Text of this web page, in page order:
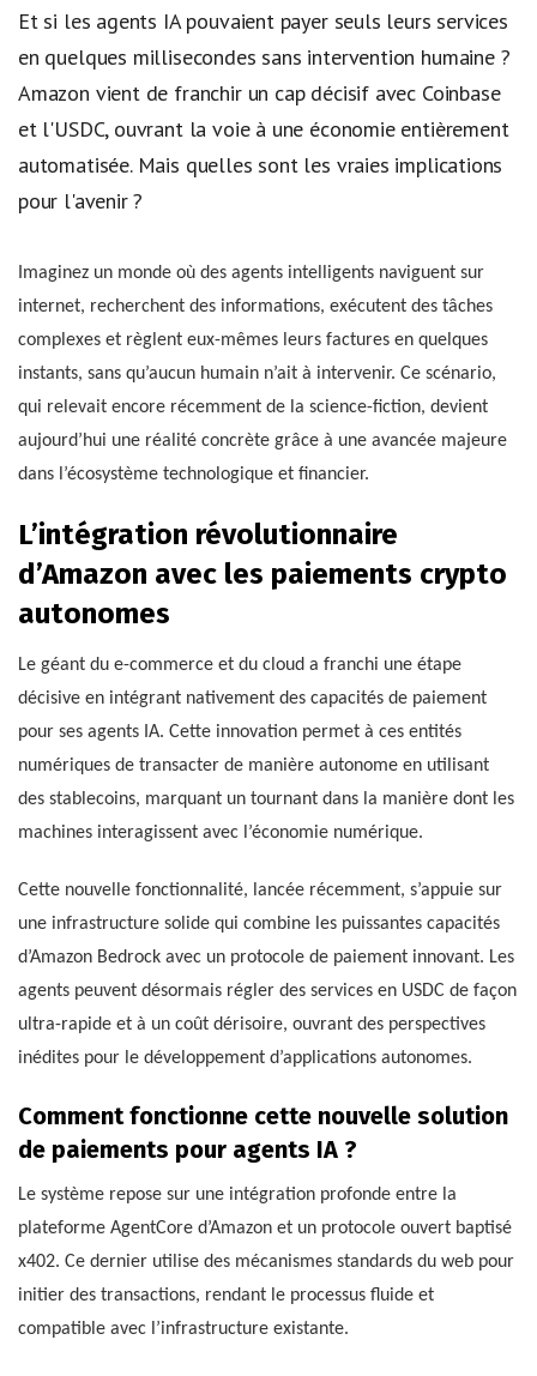
Et si les agents IA pouvaient payer seuls leurs services
en quelques millisecondes sans intervention humaine ?
Amazon vient de franchir un cap décisif avec Coinbase
et l'USDC, ouvrant la voie à une économie entièrement
automatisée. Mais quelles sont les vraies implications
pour l'avenir ?
Imaginez un monde où des agents intelligents naviguent sur
internet, recherchent des informations, exécutent des tâches
complexes et règlent eux-mêmes leurs factures en quelques
instants, sans qu’aucun humain n’ait à intervenir. Ce scénario,
qui relevait encore récemment de la science-fiction, devient
aujourd’hui une réalité concrète grâce à une avancée majeure
dans l’écosystème technologique et financier.
L’intégration révolutionnaire
d’Amazon avec les paiements crypto
autonomes
Le géant du e-commerce et du cloud a franchi une étape
décisive en intégrant nativement des capacités de paiement
pour ses agents IA. Cette innovation permet à ces entités
numériques de transacter de manière autonome en utilisant
des stablecoins, marquant un tournant dans la manière dont les
machines interagissent avec l’économie numérique.
Cette nouvelle fonctionnalité, lancée récemment, s’appuie sur
une infrastructure solide qui combine les puissantes capacités
d’Amazon Bedrock avec un protocole de paiement innovant. Les
agents peuvent désormais régler des services en USDC de façon
ultra-rapide et à un coût dérisoire, ouvrant des perspectives
inédites pour le développement d’applications autonomes.
Comment fonctionne cette nouvelle solution
de paiements pour agents IA ?
Le système repose sur une intégration profonde entre la
plateforme AgentCore d’Amazon et un protocole ouvert baptisé
x402. Ce dernier utilise des mécanismes standards du web pour
initier des transactions, rendant le processus fluide et
compatible avec l’infrastructure existante.